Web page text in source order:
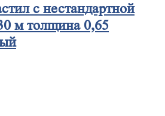
с нестандартной
м толщина 0,65